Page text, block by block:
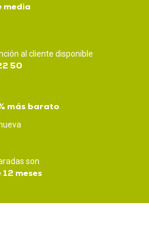
media
al cliente disponible
50
más barato
son
meses